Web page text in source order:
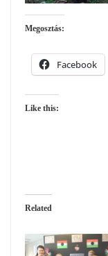
Megosztás:
Facebook
Like this:
Related